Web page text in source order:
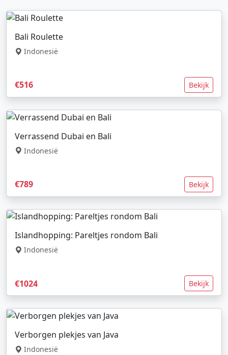
Bali Roulette
Indonesië
€516 Bekijk
Verrassend Dubai en Bali
Indonesië
€789 Bekijk
Islandhopping: Pareltjes rondom Bali
Indonesië
€1024 Bekijk
Verborgen plekjes van Java
Indonesië